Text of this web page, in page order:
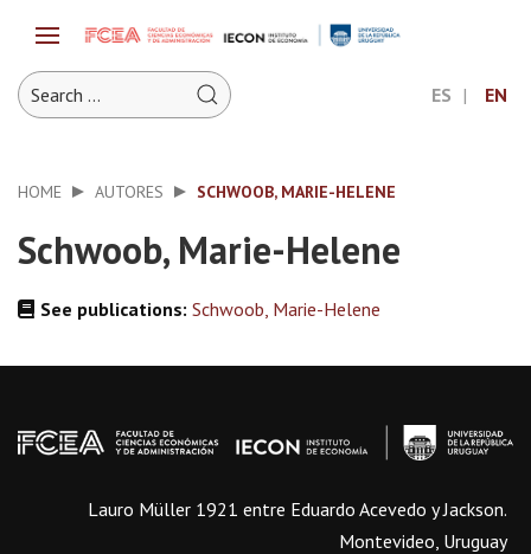
ES EN
HOME AUTORES SCHWOOB, MARIE-HELENE
Schwoob, Marie-Helene
See publications: Schwoob, Marie-Helene
Lauro Müller 1921 entre Eduardo Acevedo y Jackson.
Montevideo, Uruguay